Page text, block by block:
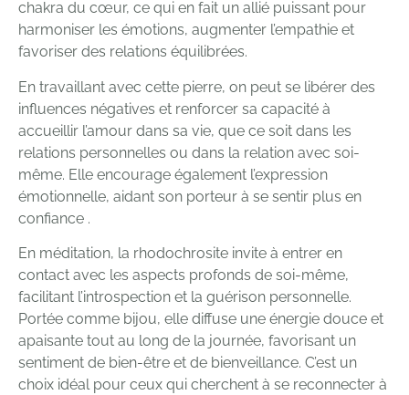
chakra du cœur, ce qui en fait un allié puissant pour
harmoniser les émotions, augmenter l’empathie et
favoriser des relations équilibrées.
En travaillant avec cette pierre, on peut se libérer des
influences négatives et renforcer sa capacité à
accueillir l’amour dans sa vie, que ce soit dans les
relations personnelles ou dans la relation avec soi-
même. Elle encourage également l’expression
émotionnelle, aidant son porteur à se sentir plus en
confiance .
En méditation, la rhodochrosite invite à entrer en
contact avec les aspects profonds de soi-même,
facilitant l’introspection et la guérison personnelle.
Portée comme bijou, elle diffuse une énergie douce et
apaisante tout au long de la journée, favorisant un
sentiment de bien-être et de bienveillance. C’est un
choix idéal pour ceux qui cherchent à se reconnecter à